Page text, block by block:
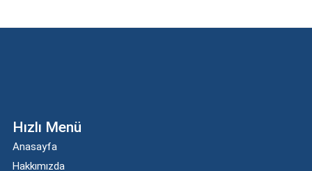
Hızlı Menü
Anasayfa
Hakkımızda